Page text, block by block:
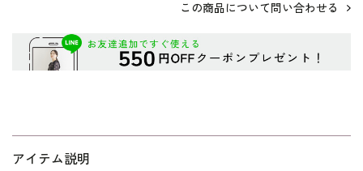
この商品について問い合わせる
アイテム説明